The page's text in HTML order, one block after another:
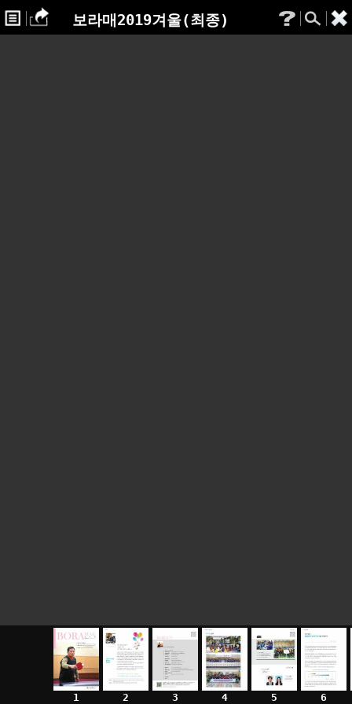
보라매2019겨울(최종)
1 2 3 4 5 6